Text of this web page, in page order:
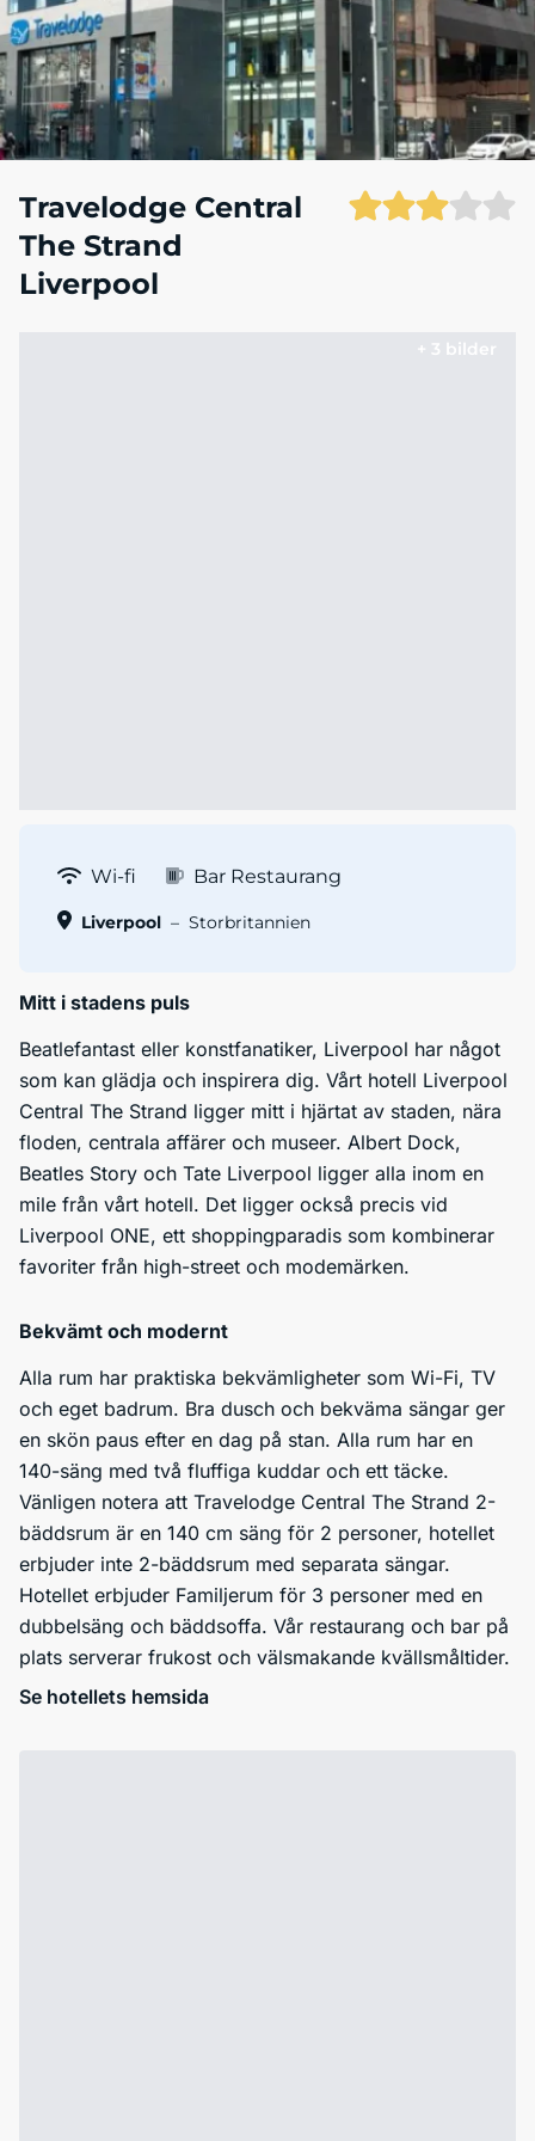
Travelodge Central
The Strand
Liverpool
+ 3 bilder
Wi-fi Bar Restaurang
Liverpool – Storbritannien
Mitt i stadens puls
Beatlefantast eller konstfanatiker, Liverpool har något
som kan glädja och inspirera dig. Vårt hotell Liverpool
Central The Strand ligger mitt i hjärtat av staden, nära
floden, centrala affärer och museer. Albert Dock,
Beatles Story och Tate Liverpool ligger alla inom en
mile från vårt hotell. Det ligger också precis vid
Liverpool ONE, ett shoppingparadis som kombinerar
favoriter från high-street och modemärken.
Bekvämt och modernt
Alla rum har praktiska bekvämligheter som Wi-Fi, TV
och eget badrum. Bra dusch och bekväma sängar ger
en skön paus efter en dag på stan. Alla rum har en
140-säng med två fluffiga kuddar och ett täcke.
Vänligen notera att Travelodge Central The Strand 2-
bäddsrum är en 140 cm säng för 2 personer, hotellet
erbjuder inte 2-bäddsrum med separata sängar.
Hotellet erbjuder Familjerum för 3 personer med en
dubbelsäng och bäddsoffa. Vår restaurang och bar på
plats serverar frukost och välsmakande kvällsmåltider.
Se hotellets hemsida